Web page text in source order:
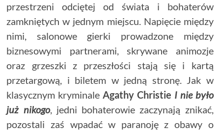
przestrzeni odciętej od świata i bohaterów
zamkniętych w jednym miejscu. Napięcie między
nimi, salonowe gierki prowadzone między
biznesowymi partnerami, skrywane animozje
oraz grzeszki z przeszłości stają się i kartą
przetargową, i biletem w jedną stronę. Jak w
klasycznym kryminaleAgathy Christie I nie było
już nikogo, jedni bohaterowie zaczynają znikać,
pozostali zaś wpadać w paranoję z obawy o